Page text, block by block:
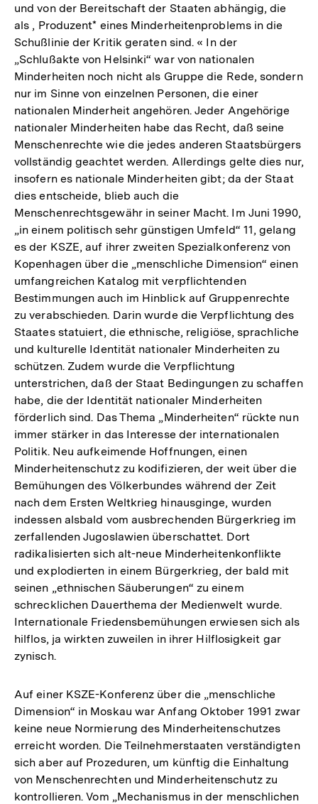
und von der Bereitschaft der Staaten abhängig, die
als , Produzent* eines Minderheitenproblems in die
Schußlinie der Kritik geraten sind. « In der
„Schlußakte von Helsinki“ war von nationalen
Minderheiten noch nicht als Gruppe die Rede, sondern
nur im Sinne von einzelnen Personen, die einer
nationalen Minderheit angehören. Jeder Angehörige
nationaler Minderheiten habe das Recht, daß seine
Menschenrechte wie die jedes anderen Staatsbürgers
vollständig geachtet werden. Allerdings gelte dies nur,
insofern es nationale Minderheiten gibt; da der Staat
dies entscheide, blieb auch die
Menschenrechtsgewähr in seiner Macht. Im Juni 1990,
„in einem politisch sehr günstigen Umfeld“ 11, gelang
es der KSZE, auf ihrer zweiten Spezialkonferenz von
Kopenhagen über die „menschliche Dimension“ einen
umfangreichen Katalog mit verpflichtenden
Bestimmungen auch im Hinblick auf Gruppenrechte
zu verabschieden. Darin wurde die Verpflichtung des
Staates statuiert, die ethnische, religiöse, sprachliche
und kulturelle Identität nationaler Minderheiten zu
schützen. Zudem wurde die Verpflichtung
unterstrichen, daß der Staat Bedingungen zu schaffen
habe, die der Identität nationaler Minderheiten
förderlich sind. Das Thema „Minderheiten“ rückte nun
immer stärker in das Interesse der internationalen
Politik. Neu aufkeimende Hoffnungen, einen
Minderheitenschutz zu kodifizieren, der weit über die
Bemühungen des Völkerbundes während der Zeit
nach dem Ersten Weltkrieg hinausginge, wurden
indessen alsbald vom ausbrechenden Bürgerkrieg im
zerfallenden Jugoslawien überschattet. Dort
radikalisierten sich alt-neue Minderheitenkonflikte
und explodierten in einem Bürgerkrieg, der bald mit
seinen „ethnischen Säuberungen“ zu einem
schrecklichen Dauerthema der Medienwelt wurde.
Internationale Friedensbemühungen erwiesen sich als
hilflos, ja wirkten zuweilen in ihrer Hilflosigkeit gar
zynisch.
Auf einer KSZE-Konferenz über die „menschliche
Dimension“ in Moskau war Anfang Oktober 1991 zwar
keine neue Normierung des Minderheitenschutzes
erreicht worden. Die Teilnehmerstaaten verständigten
sich aber auf Prozeduren, um künftig die Einhaltung
von Menschenrechten und Minderheitenschutz zu
kontrollieren. Vom „Mechanismus in der menschlichen